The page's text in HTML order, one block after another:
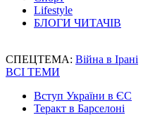
Lifestyle
БЛОГИ ЧИТАЧІВ
СПЕЦТЕМА: Війна в Ірані
ВСІ ТЕМИ
Вступ України в ЄС
Теракт в Барселоні